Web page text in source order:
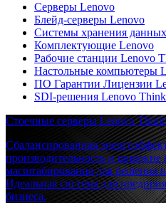
Серверы Lenovo
Блейд-серверы Lenovo
Системы хранения
Комплектующие Lenovo
Рабочие станции Lenovo
Настольные компьютеры
ПО Гарантии Лицензии
SDI-решения Lenovo
Стоечные серверы Lenovo
Сбалансированная
производительность и широкие
масштабирования для решения
Идеальная система для
бизнеса.